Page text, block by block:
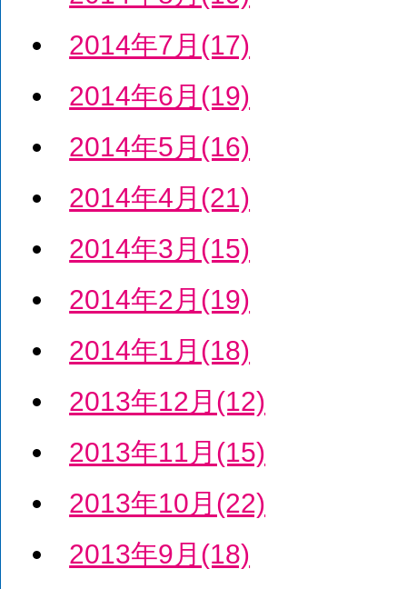
2014年7月(17)
2014年6月(19)
2014年5月(16)
2014年4月(21)
2014年3月(15)
2014年2月(19)
2014年1月(18)
2013年12月(12)
2013年11月(15)
2013年10月(22)
2013年9月(18)